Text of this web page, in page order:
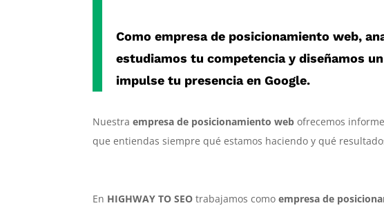
Comoempresa de posicionamiento web,
estudiamos tu competencia y diseñamos
impulse tu presencia en Google.
Nuestraempresa de posicionamiento web ofrecemos
que entiendas siempre qué estamos haciendo y qué
En HIGHWAY TO SEO trabajamos comoempresa de